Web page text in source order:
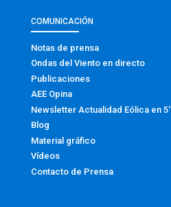
COMUNICACIÓN
Notas de prensa
Ondas del Viento en directo
Publicaciones
AEE Opina
Newsletter Actualidad Eólica en 5′
Blog
Material gráfico
Vídeos
Contacto de Prensa